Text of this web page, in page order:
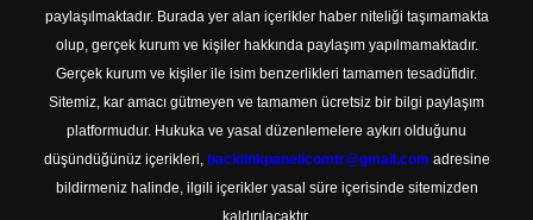
paylaşılmaktadır. Burada yer alan içerikler haber niteliği taşımamakta
olup, gerçek kurum ve kişiler hakkında paylaşım yapılmamaktadır.
Gerçek kurum ve kişiler ile isim benzerlikleri tamamen tesadüfidir.
Sitemiz, kar amacı gütmeyen ve tamamen ücretsiz bir bilgi paylaşım
platformudur. Hukuka ve yasal düzenlemelere aykırı olduğunu
düşündüğünüz içerikleri, backlinkpanelicomtr@gmail.com adresine
bildirmeniz halinde, ilgili içerikler yasal süre içerisinde sitemizden
kaldırılacaktır.